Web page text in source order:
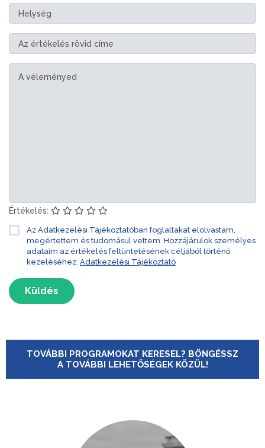
Értékelés:
Az Adatkezelési Tájékoztatóban foglaltakat elolvastam,
megértettem és tudomásul vettem. Hozzájárulok személyes
adataim az értékelés feltüntetésének céljából történő
kezeléséhez. Adatkezelési Tájékoztató
Küldés
TOVÁBBI PROGRAMOKAT KERESEL? BÖNGÉSSZ
A TOVÁBBI LEHETŐSÉGEK KÖZÜL!